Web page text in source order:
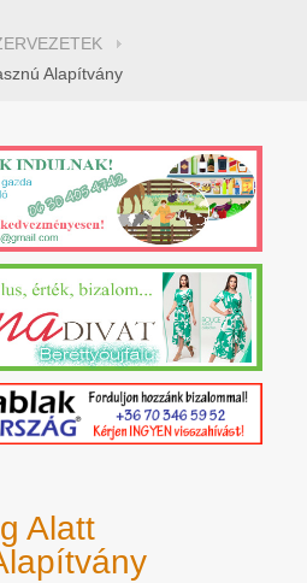
Alapítvány
Alatt